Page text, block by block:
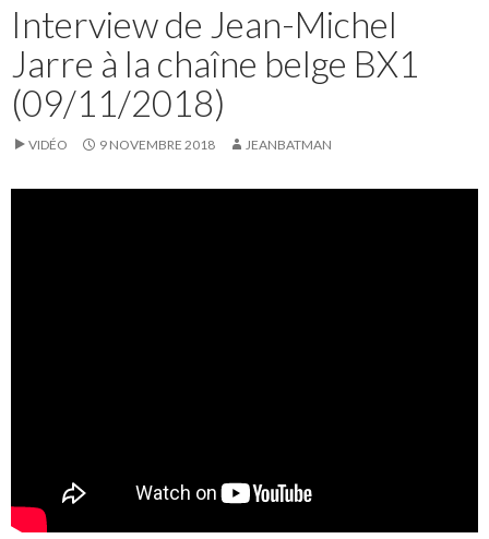
Interview de Jean-Michel
Jarre à la chaîne belge BX1
(09/11/2018)
VIDÉO 9 NOVEMBRE 2018 JEANBATMAN